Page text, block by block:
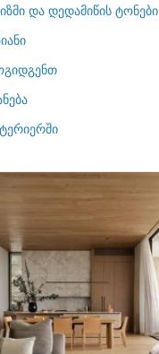
და დედამიწის ტონები